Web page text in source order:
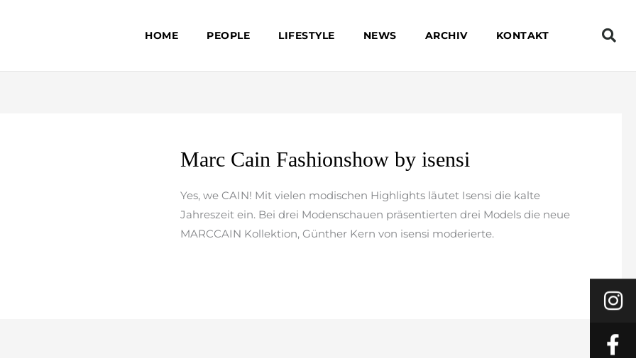
HOME PEOPLE LIFESTYLE NEWS ARCHIV KONTAKT
Marc Cain Fashionshow by isensi
Yes, we CAIN! Mit vielen modischen Highlights läutet Isensi die kalte
Jahreszeit ein. Bei drei Modenschauen präsentierten drei Models die neue
MARCCAIN Kollektion, Günther Kern von isensi moderierte.
Marc
Fashionshow
by
isensi